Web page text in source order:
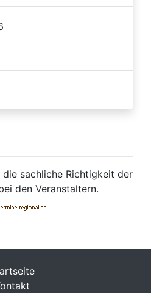
sachliche Richtigkeit der
den Veranstaltern.